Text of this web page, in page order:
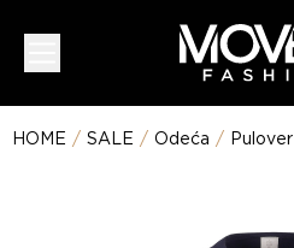
HOME / SALE / Odeća / Pulover